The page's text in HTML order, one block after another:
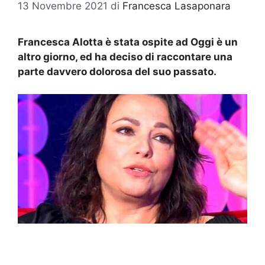
13 Novembre 2021 di Francesca Lasaponara
Francesca Alotta è stata ospite ad Oggi è un
altro giorno, ed ha deciso di raccontare una
parte davvero dolorosa del suo passato.